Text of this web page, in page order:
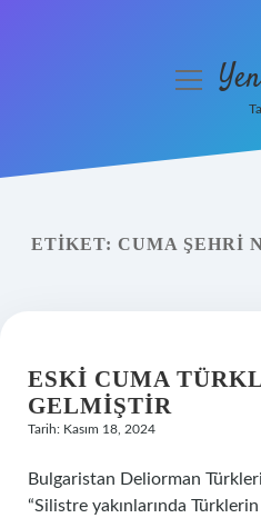
Yasal Uyarı
menüyü
ETIKET: CUMA ŞEHRI
ESKI CUMA
GELMIŞTIR
Tarih: Kasım 18, 2024
Bulgaristan Deliorman
“Silistre yakınlarında